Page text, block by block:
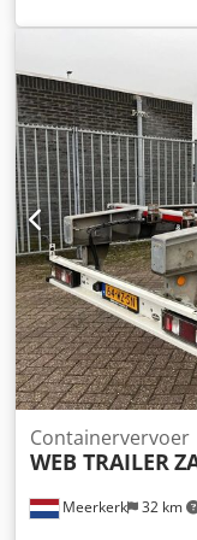
385/65,
opties en
informatie =
trommelremmen
Bandenprofiel: 30%
Bandenprofiel: 30%
Bandenmaat: 385/
gewicht: 6.660 kg
Functioneel Kipper:
GH
Meerkerk 32 km
Containervervoer
WEB TRAILER